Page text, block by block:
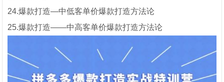
24.爆款打造—中低客单价爆款打造方法论
25.爆款打造——中高客单价爆款打造方法论